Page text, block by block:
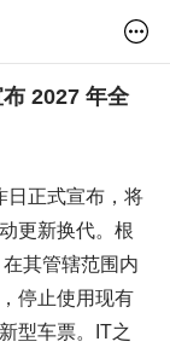
2027 年全
日正式宣布，将
更新换代。根
其管辖范围内
停止使用现有
型车票。IT之